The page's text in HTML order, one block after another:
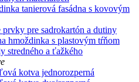
tanierová fasádna s kovovým
pre sadrokartón a dutiny
hmoždinka s plastovým tŕňom
stredného a ťažkého
kotva jednorozperná